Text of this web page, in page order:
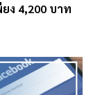
ง 4,200 บาท